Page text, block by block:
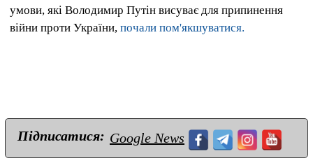
умови, які Володимир Путін висуває для припинення
війни проти України, почали пом'якшуватися.
Підписатися: Google News